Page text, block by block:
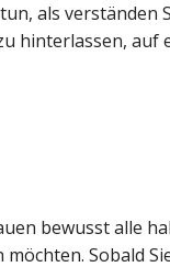
als verständen
hinterlassen, auf
bewusst alle
Sobald